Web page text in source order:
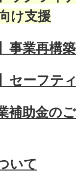
け支援
事業再構
セーフテ
補助金の
いて